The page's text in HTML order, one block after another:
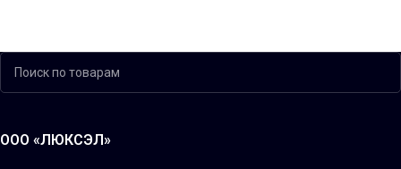
ООО «ЛЮКСЭЛ»